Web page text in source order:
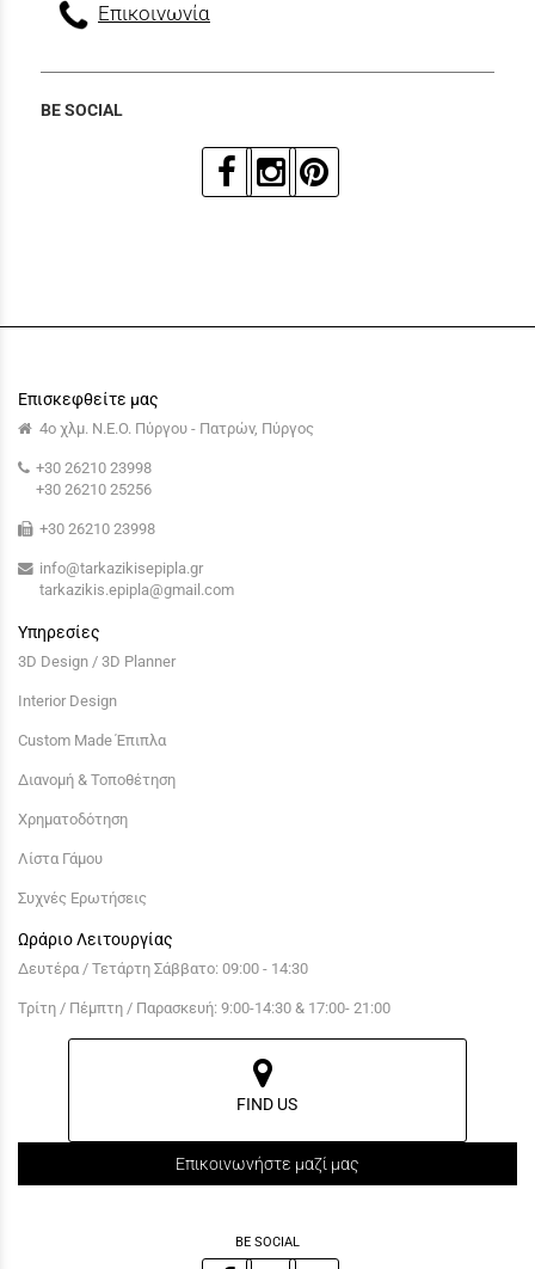
Επικοινωνία
BE SOCIAL
Επισκεφθείτε μας
4ο χλμ. Ν.Ε.Ο. Πύργου - Πατρών, Πύργος
+30 26210 23998
+30 26210 25256
+30 26210 23998
info@tarkazikisepipla.gr
tarkazikis.epipla@gmail.com
Υπηρεσίες
3D Design / 3D Planner
Interior Design
Custom Made Έπιπλα
Διανομή & Τοποθέτηση
Χρηματοδότηση
Λίστα Γάμου
Συχνές Ερωτήσεις
Ωράριο Λειτουργίας
Δευτέρα / Τετάρτη Σάββατο: 09:00 - 14:30
Τρίτη / Πέμπτη / Παρασκευή: 9:00-14:30 & 17:00- 21:00
FIND US
Επικοινωνήστε μαζί μας
BE SOCIAL